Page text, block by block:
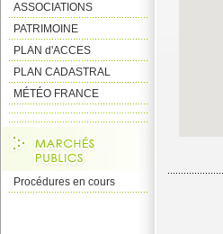
ASSOCIATIONS
PATRIMOINE
PLAN d'ACCES
PLAN CADASTRAL
MÉTÉO FRANCE
Procédures en cours